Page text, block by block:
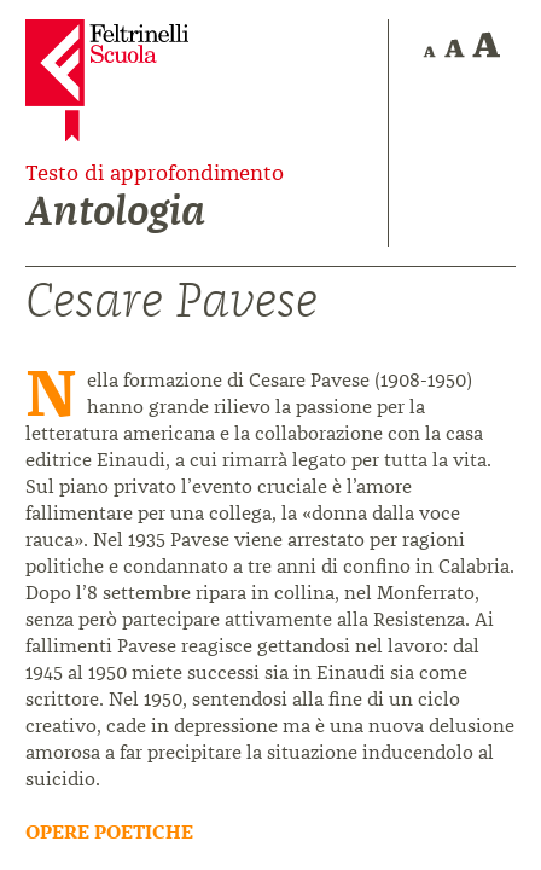
Testo di approfondimento
Antologia
Cesare Pavese
N ella formazione di Cesare Pavese (1908-1950)
hanno grande rilievo la passione per la
letteratura americana e la collaborazione con la casa
editrice Einaudi, a cui rimarrà legato per tutta la vita.
Sul piano privato l’evento cruciale è l’amore
fallimentare per una collega, la «donna dalla voce
rauca». Nel 1935 Pavese viene arrestato per ragioni
politiche e condannato a tre anni di confino in Calabria.
Dopo l’8 settembre ripara in collina, nel Monferrato,
senza però partecipare attivamente alla Resistenza. Ai
fallimenti Pavese reagisce gettandosi nel lavoro: dal
1945 al 1950 miete successi sia in Einaudi sia come
scrittore. Nel 1950, sentendosi alla fine di un ciclo
creativo, cade in depressione ma è una nuova delusione
amorosa a far precipitare la situazione inducendolo al
suicidio.
OPERE POETICHE